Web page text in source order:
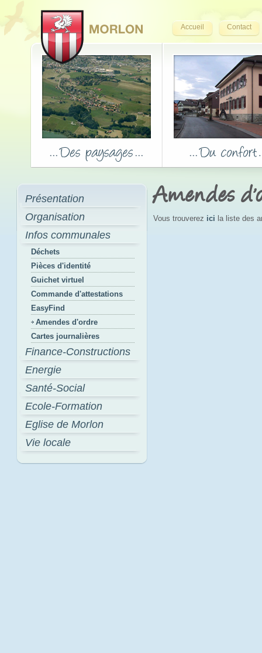
Accueil Contact
Présentation
Organisation
Infos communales
Déchets
Pièces d'identité
Guichet virtuel
Commande d'attestations
EasyFind
Amendes d'ordre
Cartes journalières
Finance-Constructions
Energie
Santé-Social
Ecole-Formation
Eglise de Morlon
Vie locale
Amendes
Vous trouverez ici la liste des